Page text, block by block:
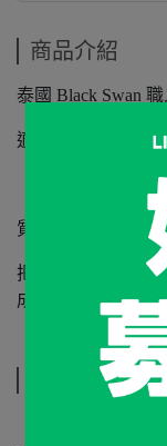
商品介紹
泰國 Black Swan
適用 Feuerhand
質感黃銅編織造型
把原本 F276 手火
成。
規格說明